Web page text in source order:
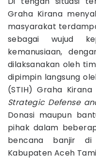
Graha Kirana
masyarakat
sebagai wujud
kemanusiaan,
dilaksanakan oleh tim
dipimpin langsung
(STIH) Graha
Strategic Defense
Donasi maupun
pihak dalam
bencana banjir di
Kabupaten Aceh